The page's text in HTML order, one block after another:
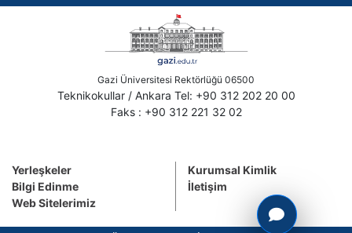
Gazi Üniversitesi Rektörlüğü 06500
Teknikokullar / Ankara Tel: +90 312 202 20 00
Faks : +90 312 221 32 02
Yerleşkeler
Bilgi Edinme
Web Sitelerimiz
Kurumsal Kimlik
İletişim